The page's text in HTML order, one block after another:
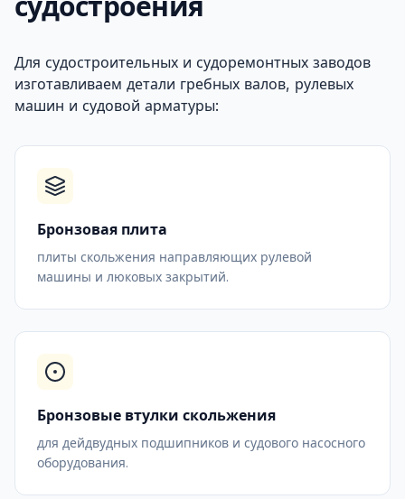
Для судостроительных и судоремонтных заводов
изготавливаем детали гребных валов, рулевых
машин и судовой арматуры:
Бронзовая плита
плиты скольжения направляющих рулевой
машины и люковых закрытий.
Бронзовые втулки скольжения
для дейдвудных подшипников и судового насосного
оборудования.